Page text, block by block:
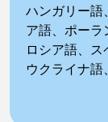
ハンガリー語
ア語、ポーラ
ロシア語、ス
ウクライナ語